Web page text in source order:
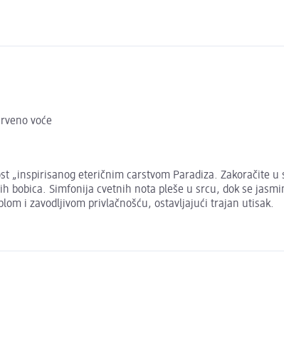
voće
„inspirisanog eteričnim carstvom Paradiza.
bobica. Simfonija cvetnih nota pleše u srcu, dok se
i zavodljivom privlačnošću, ostavljajući trajan utisak.